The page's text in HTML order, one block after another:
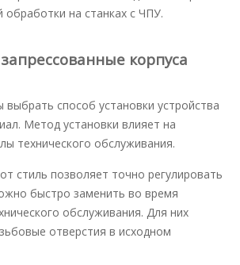
на станках с ЧПУ.
корпуса
способ установки устройства
Метод установки влияет на
технического обслуживания.
стиль позволяет точно регулировать
быстро заменить во время
обслуживания. Для них
отверстия в исходном